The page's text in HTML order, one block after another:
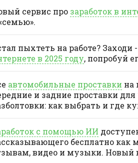
сервис про заработок в
пыхтеть на работе?
в 2025 году, попробуй
автомобильные проставки на
и задние проставки
как выбрать и где
с помощью ИИ
бесплатно как
видео и музыки. Новый